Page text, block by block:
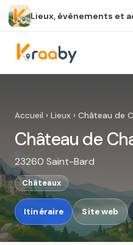
Lieux, événements et
spot dans
Ouvrir
Accueil › Lieux › Château de
Château de
23260 Saint-Bard
Châteaux
Itinéraire Site web